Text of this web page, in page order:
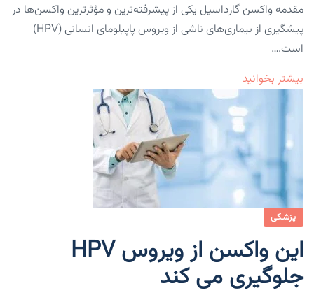
مقدمه واکسن گارداسیل یکی از پیشرفته‌ترین و مؤثرترین واکسن‌ها در
پیشگیری از بیماری‌های ناشی از ویروس پاپیلومای انسانی (HPV)
است.…
بیشتر بخوانید
پزشکی
این واکسن از ویروس HPV
جلوگیری می کند